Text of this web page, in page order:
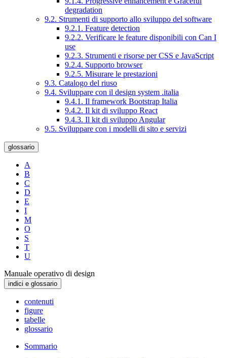
degradation
9.2. Strumenti di supporto allo sviluppo del software
9.2.1. Feature detection
9.2.2. Verificare le feature disponibili con Can I
use
9.2.3. Strumenti e risorse per CSS e JavaScript
9.2.4. Supporto browser
9.2.5. Misurare le prestazioni
9.3. Catalogo del riuso
9.4. Sviluppare con il design system .italia
9.4.1. Il framework Bootstrap Italia
9.4.2. Il kit di sviluppo React
9.4.3. Il kit di sviluppo Angular
9.5. Sviluppare con i modelli di sito e servizi
glossario
A
B
C
D
E
I
M
O
S
T
U
Manuale operativo di design
indici e glossario
contenuti
figure
tabelle
glossario
Sommario